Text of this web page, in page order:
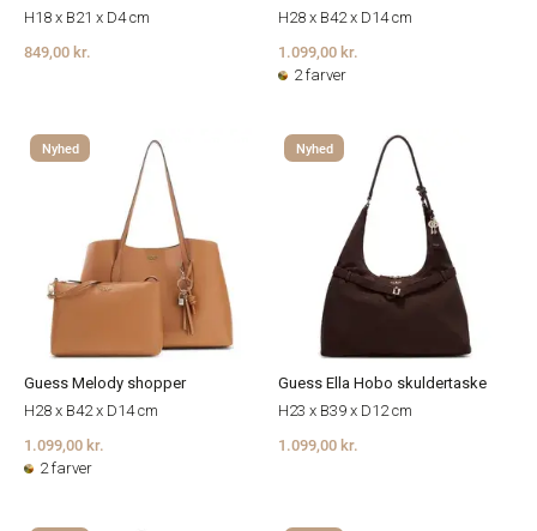
H18 x B21 x D4 cm
849,00 kr.
H28 x B42 x D14 cm
1.099,00 kr.
2 farver
Nyhed
Guess Melody shopper
H28 x B42 x D14 cm
1.099,00 kr.
2 farver
Nyhed
Guess Ella Hobo skuldertaske
H23 x B39 x D12 cm
1.099,00 kr.